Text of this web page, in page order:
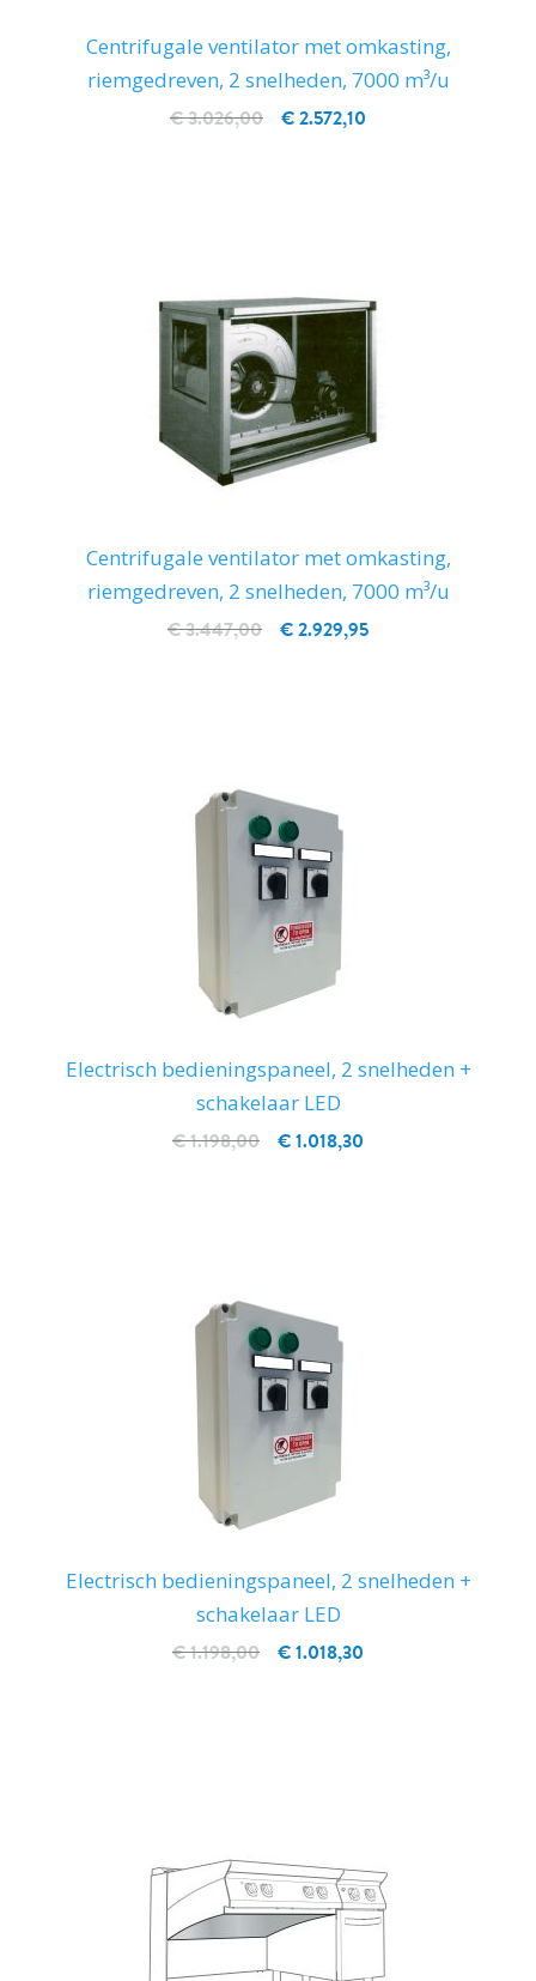
Centrifugale ventilator met omkasting,
riemgedreven, 2 snelheden, 7000 m³/u
€ 2.572,10
€ 3.026,00
Centrifugale ventilator met omkasting,
riemgedreven, 2 snelheden, 7000 m³/u
€ 2.929,95
€ 3.447,00
Electrisch bedieningspaneel, 2 snelheden +
schakelaar LED
€ 1.018,30
€ 1.198,00
Electrisch bedieningspaneel, 2 snelheden +
schakelaar LED
€ 1.018,30
€ 1.198,00